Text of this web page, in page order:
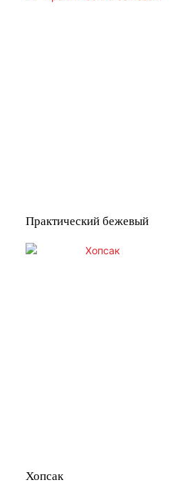
Практический бежевый
Хопсак